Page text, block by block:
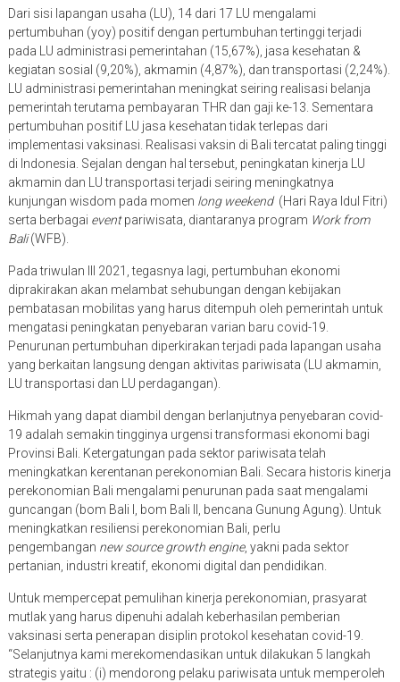
Dari sisi lapangan usaha (LU), 14 dari 17 LU mengalami
pertumbuhan (yoy) positif dengan pertumbuhan tertinggi terjadi
pada LU administrasi pemerintahan (15,67%), jasa kesehatan &
kegiatan sosial (9,20%), akmamin (4,87%), dan transportasi (2,24%).
LU administrasi pemerintahan meningkat seiring realisasi belanja
pemerintah terutama pembayaran THR dan gaji ke-13. Sementara
pertumbuhan positif LU jasa kesehatan tidak terlepas dari
implementasi vaksinasi. Realisasi vaksin di Bali tercatat paling tinggi
di Indonesia. Sejalan dengan hal tersebut, peningkatan kinerja LU
akmamin dan LU transportasi terjadi seiring meningkatnya
kunjungan wisdom pada momen long weekend(Hari Raya Idul Fitri)
serta berbagai eventpariwisata, diantaranya program Work from
Bali(WFB).
Pada triwulan III 2021, tegasnya lagi, pertumbuhan ekonomi
diprakirakan akan melambat sehubungan dengan kebijakan
pembatasan mobilitas yang harus ditempuh oleh pemerintah untuk
mengatasi peningkatan penyebaran varian baru covid-19.
Penurunan pertumbuhan diperkirakan terjadi pada lapangan usaha
yang berkaitan langsung dengan aktivitas pariwisata (LU akmamin,
LU transportasi dan LU perdagangan).
Hikmah yang dapat diambil dengan berlanjutnya penyebaran covid-
19 adalah semakin tingginya urgensi transformasi ekonomi bagi
Provinsi Bali. Ketergatungan pada sektor pariwisata telah
meningkatkan kerentanan perekonomian Bali. Secara historis kinerja
perekonomian Bali mengalami penurunan pada saat mengalami
guncangan (bom Bali I, bom Bali II, bencana Gunung Agung). Untuk
meningkatkan resiliensi perekonomian Bali, perlu
pengembangan new source growth engine, yakni pada sektor
pertanian, industri kreatif, ekonomi digital dan pendidikan.
Untuk mempercepat pemulihan kinerja perekonomian, prasyarat
mutlak yang harus dipenuhi adalah keberhasilan pemberian
vaksinasi serta penerapan disiplin protokol kesehatan covid-19.
“Selanjutnya kami merekomendasikan untuk dilakukan 5 langkah
strategis yaitu : (i) mendorong pelaku pariwisata untuk memperoleh